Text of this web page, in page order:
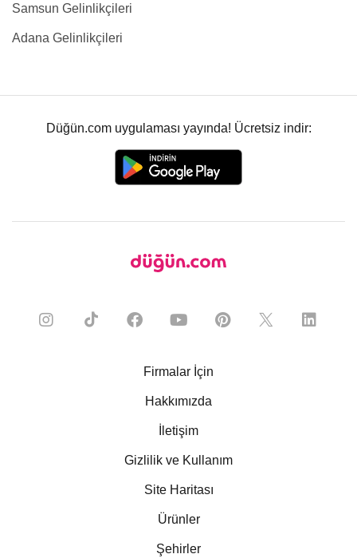
Samsun Gelinlikçileri
Adana Gelinlikçileri
Düğün.com uygulaması yayında! Ücretsiz indir:
Firmalar İçin
Hakkımızda
İletişim
Gizlilik ve Kullanım
Site Haritası
Ürünler
Şehirler